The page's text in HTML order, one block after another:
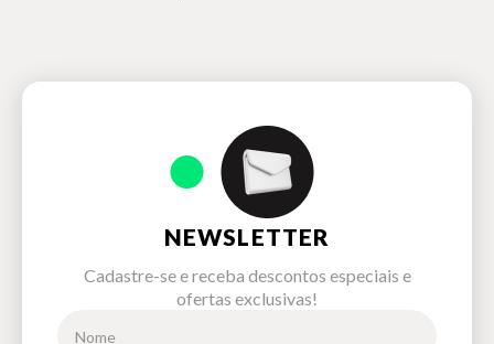
NEWSLETTER
Cadastre-se e receba descontos especiais e
ofertas exclusivas!